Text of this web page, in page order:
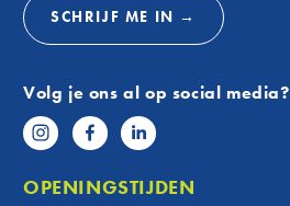
SCHRIJF ME IN →
Volg je ons al op social media?
OPENINGSTIJDEN